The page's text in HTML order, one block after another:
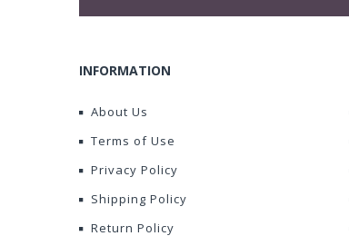
INFORMATION
About Us
Terms of Use
Privacy Policy
Shipping Policy
Return Policy